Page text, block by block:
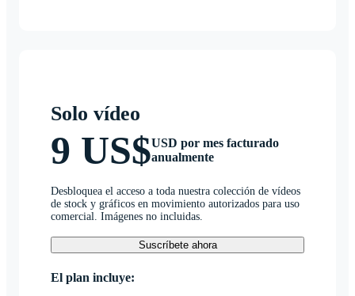
Solo vídeo
9 US$USD por mes facturado
anualmente
Desbloquea el acceso a toda nuestra colección de vídeos
de stock y gráficos en movimiento autorizados para uso
comercial. Imágenes no incluidas.
Suscríbete ahora
El plan incluye: